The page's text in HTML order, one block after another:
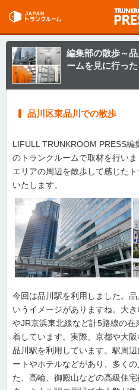
編集部の散歩～
ームを見に行った
品川区東品川での散歩
LIFULL TRUNKROOM PRESS
のトランクルームで取材を行い
エリアの周辺を散歩して感じた
いたします。
今回は品川駅を利用しました。
いうイメージがありますね。大
やJR京浜東北線など計5路線の
着しています。実際、京都や大
品川駅を利用しています。駅周
ートやホテルなどがあり、多く
た、高輪、御殿山などの高級住